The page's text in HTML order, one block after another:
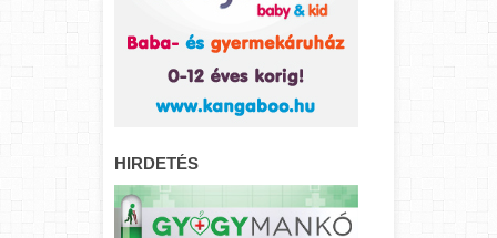
HIRDETÉS